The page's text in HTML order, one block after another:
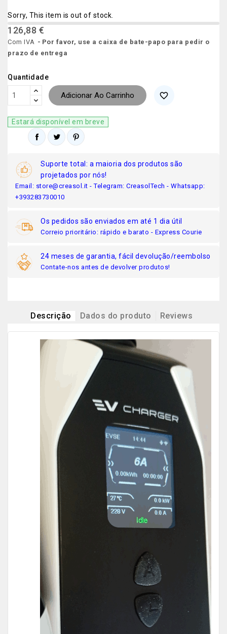
Sorry, This item is out of stock.
126,88 €
Com IVA
Por favor, use a caixa de bate-papo para pedir o
prazo de entrega
Quantidade
Adicionar Ao Carrinho favorite_border
Estará disponível em breve
Suporte total: a maioria dos produtos são
projetados por nós!
Email: store@creasol.it - Telegram: CreasolTech - Whatsapp:
+393283730010
Os pedidos são enviados em até 1 dia útil
Correio prioritário: rápido e barato - Express Courie
24 meses de garantia, fácil devolução/reembolso
Contate-nos antes de devolver produtos!
Descrição Dados do produto Reviews